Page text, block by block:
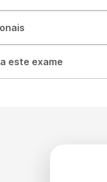
este exame